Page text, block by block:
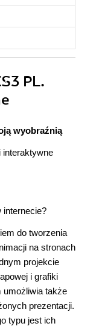
PL.
wyobraźnią
interaktywne
internecie?
do tworzenia
na stronach
projekcie
i grafiki
umożliwia także
prezentacji.
typu jest ich